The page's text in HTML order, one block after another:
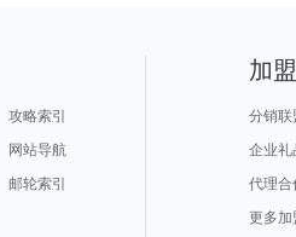
攻略索引
网站导航
邮轮索引
加
分销联
企业礼
代理合
更多加